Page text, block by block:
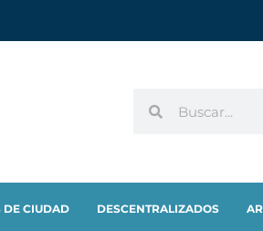
DE CIUDAD DESCENTRALIZADOS